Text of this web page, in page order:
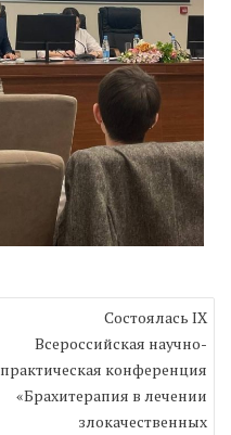
Cостоялась IX
Всероссийская научно-
практическая конференция
«Брахитерапия в лечении
злокачественных